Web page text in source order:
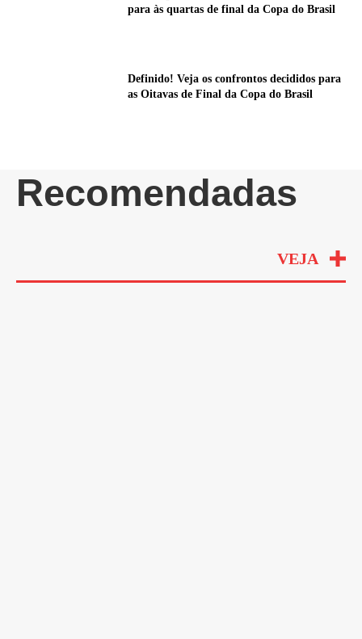
para às quartas de final da Copa do Brasil
Definido! Veja os confrontos decididos para
as Oitavas de Final da Copa do Brasil
Recomendadas
VEJA